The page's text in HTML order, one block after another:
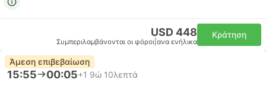
USD 448
Συμπεριλαμβάνονται οι φόροι ανα ενήλικα
Κράτηση
Άμεση επιβεβαίωση
15:55 00:05+1 9ώ 10λεπτά